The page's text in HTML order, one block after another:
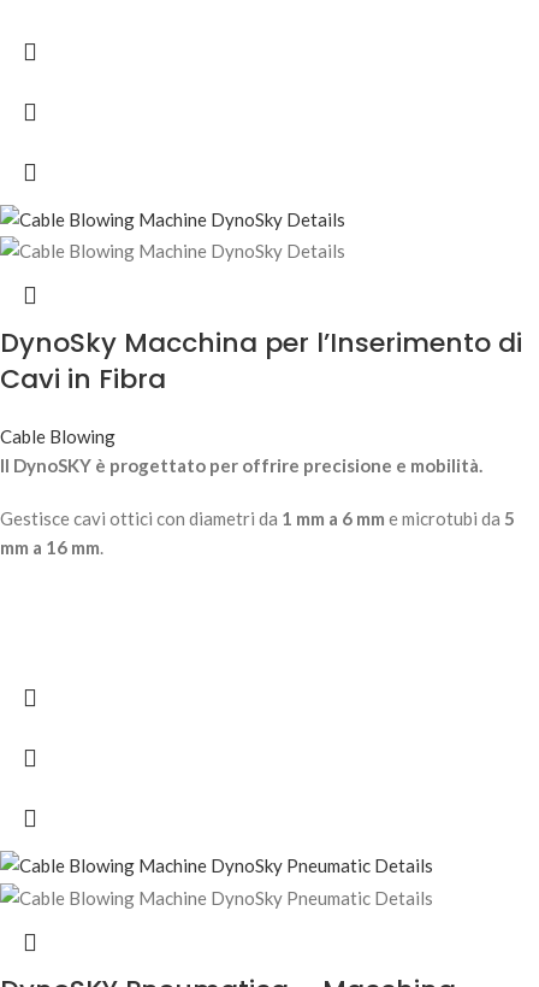
DynoSky Macchina per l’Inserimento di
Cavi in Fibra
Cable Blowing
Il DynoSKY è progettato per offrire precisione e mobilità.
Gestisce cavi ottici con diametri da 1 mm a 6 mm e microtubi da 5
mm a 16 mm.